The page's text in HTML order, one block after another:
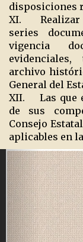
disposiciones
XI. Realizar
series
vigencia
archivo
General del
XII. Las que
de sus
Consejo
aplicables en
Previous